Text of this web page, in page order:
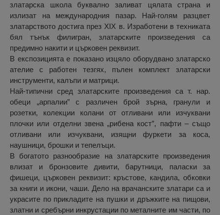
златарска школа буквално заливат цялата страна и
излизат на международния пазар. Най-голям разцвет
златарството достига през ХІХ в. Изработени в техниката
бял тънък филигран, златарските произведения са
предимно накити и църковен реквизит.
В експозицията е показано изцяло оборудвано златарско
ателие с работен тезгях, пълен комплект златарски
инструменти, калъпи и матрици.
Най-типични сред златарските произведения са т. нар.
обеци „арпалии” с различен брой зърна, гранули и
розетки, колекции колани от отливани или изчуквани
плочки или отделни звена „рибена кост”, пафти – също
отливани или изчуквани, изящни фуркети за коса,
наушници, брошки и тепелъци.
В богатото разнообразие на златарските произведения
влизат и бронзовите дивити, барутници, паласки за
фишеци, църковен реквизит: кръстове, кандила, обковки
за книги и икони, чаши. Дело на врачанските златари са и
украсите по прикладите на пушки и дръжките на пищови,
златни и сребърни инкрустации по металните им части, по